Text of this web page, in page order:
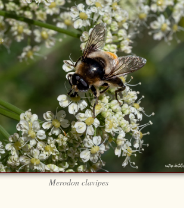
Merodon clavipes